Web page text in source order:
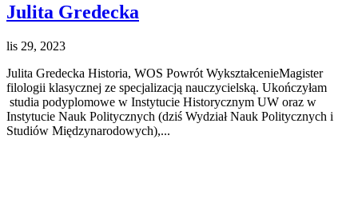
Julita Gredecka
lis 29, 2023
Julita Gredecka Historia, WOS Powrót WykształcenieMagister
filologii klasycznej ze specjalizacją nauczycielską. Ukończyłam
studia podyplomowe w Instytucie Historycznym UW oraz w
Instytucie Nauk Politycznych (dziś Wydział Nauk Politycznych i
Studiów Międzynarodowych),...